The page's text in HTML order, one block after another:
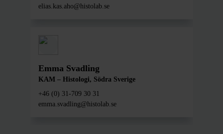
elias.kas.aho@histolab.se
Emma Svadling
KAM – Histologi, Södra Sverige
+46 (0) 31-709 30 31
emma.svadling@histolab.se